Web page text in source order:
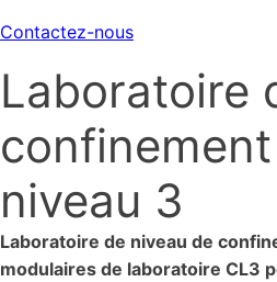
Contactez-nous
Laboratoire
niveau 3
Laboratoire de niveau de
modulaires de laboratoire CL3